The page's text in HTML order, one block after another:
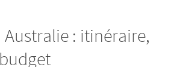
Australie : itinéraire,